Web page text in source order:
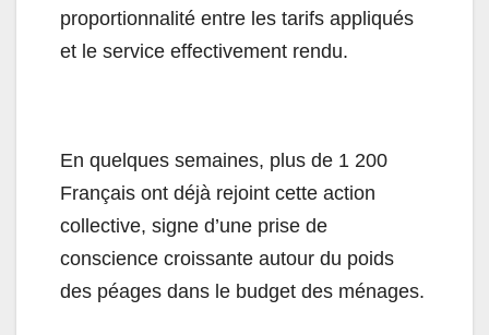
proportionnalité entre les tarifs appliqués
et le service effectivement rendu.
En quelques semaines, plus de 1 200
Français ont déjà rejoint cette action
collective, signe d’une prise de
conscience croissante autour du poids
des péages dans le budget des ménages.